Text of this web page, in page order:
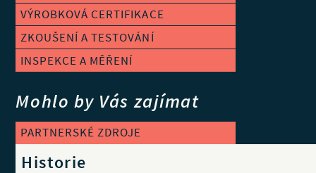
VÝROBKOVÁ CERTIFIKACE
ZKOUŠENÍ A TESTOVÁNÍ
INSPEKCE A MĚŘENÍ
Mohlo by Vás zajímat
PARTNERSKÉ ZDROJE
Historie